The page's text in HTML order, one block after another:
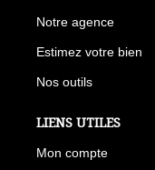
Notre agence
Estimez votre bien
Nos outils
LIENS UTILES
Mon compte